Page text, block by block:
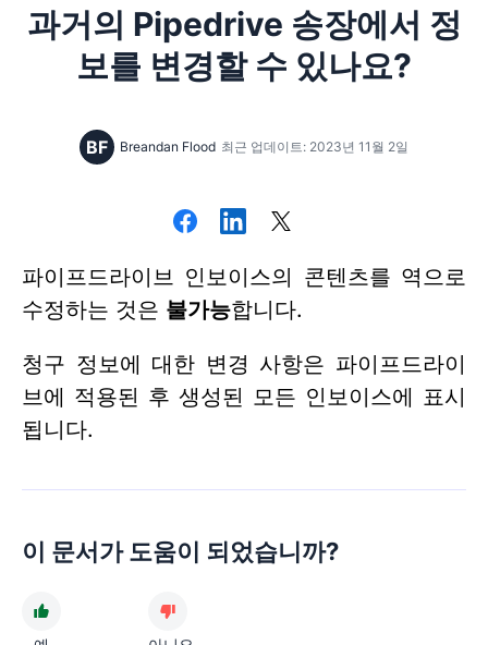
과거의 Pipedrive 송장에서 정
보를 변경할 수 있나요?
BF Breandan Flood 최근 업데이트: 2023년 11월 2일
파이프드라이브 인보이스의 콘텐츠를 역으로
수정하는 것은 불가능합니다.
청구 정보에 대한 변경 사항은 파이프드라이
브에 적용된 후 생성된 모든 인보이스에 표시
됩니다.
이 문서가 도움이 되었습니까?